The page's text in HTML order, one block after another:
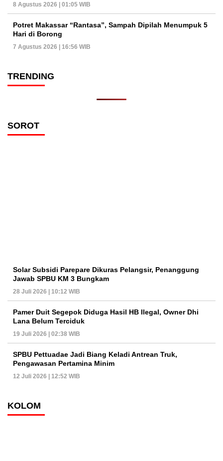
8 Agustus 2026 | 01:05 WIB
Potret Makassar “Rantasa”, Sampah Dipilah Menumpuk 5
Hari di Borong
7 Agustus 2026 | 16:56 WIB
TRENDING
SOROT
Solar Subsidi Parepare Dikuras Pelangsir, Penanggung
Jawab SPBU KM 3 Bungkam
28 Juli 2026 | 10:12 WIB
Pamer Duit Segepok Diduga Hasil HB Ilegal, Owner Dhi
Lana Belum Terciduk
19 Juli 2026 | 02:38 WIB
SPBU Pettuadae Jadi Biang Keladi Antrean Truk,
Pengawasan Pertamina Minim
12 Juli 2026 | 12:52 WIB
KOLOM